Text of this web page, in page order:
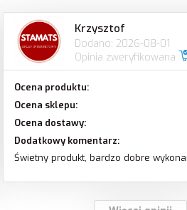
Krzysztof
Dodano: 2026-08-01
Opinia zweryfikowana
Ocena produktu:
Ocena sklepu:
Ocena dostawy:
Dodatkowy komentarz:
Świetny produkt, bardzo dobre